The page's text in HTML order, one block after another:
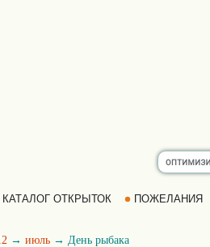
ОТКРЫТОК ПОЖЕЛАНИЯ
→ июль → День рыбака